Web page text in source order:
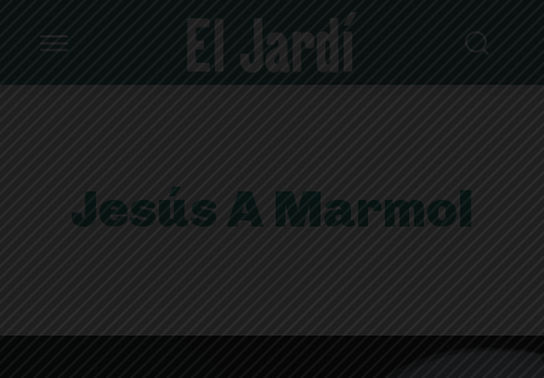
Jesús A Marmol